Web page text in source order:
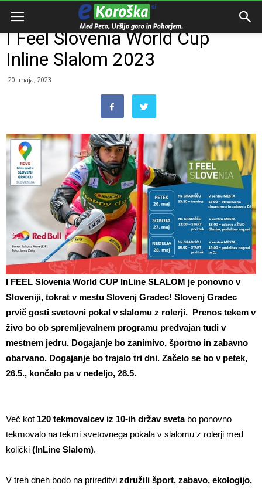
Domov
I Feel Slovenia World Cup
Inline Slalom 2023
20. maja, 2023
I FEEL Slovenia World CUP InLine SLALOM je ponovno v
Sloveniji, tokrat v mestu Slovenj Gradec! Slovenj Gradec
prvič gosti svetovni pokal v slalomu z rolerji. Prenos tekem v
živo bo ob spremljevalnem programu predvajan tudi v
mestnem jedru. Dogajanje bo zanimivo, športno in zabavno
obarvano. Dogajanje bo trajalo tri dni. Začelo se bo v petek,
26.5., končalo pa v nedeljo, 28.5.
Več kot 120 tekmovalcev iz 10-ih držav svetabo ponovno
tekmovalo na tekmi svetovnega pokala v slalomu z rolerji med
količki (InLine Slalom).
V treh dneh bodo na prireditvi združili šport, zabavo, ekologijo,